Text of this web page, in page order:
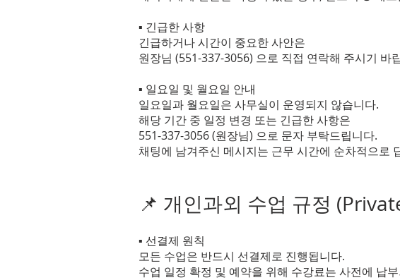
▪ 긴급한 사항
긴급하거나 시간이 중요한 사안은
원장님 (551-337-3056) 으로 직접 연락해 주시기 바
▪ 일요일 및 월요일 안내
일요일과 월요일은 사무실이 운영되지 않습니다.
해당 기간 중 일정 변경 또는 긴급한 사항은
551-337-3056 (원장님) 으로 문자 부탁드립니다.
채팅에 남겨주신 메시지는 근무 시간에 순차적으로
📌 개인과외 수업 규정
▪ 선결제 원칙
모든 수업은 반드시 선결제로 진행됩니다.
수업 일정 확정 및 예약을 위해 수강료는 사전에 납